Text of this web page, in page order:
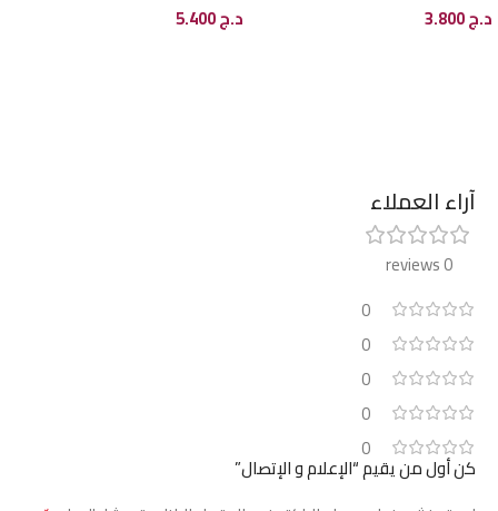
د.ج
د.ج
آراء العملاء
0 reviews
0
0
0
0
0
كن أول من يقيم “الإعلام و الإتصال”